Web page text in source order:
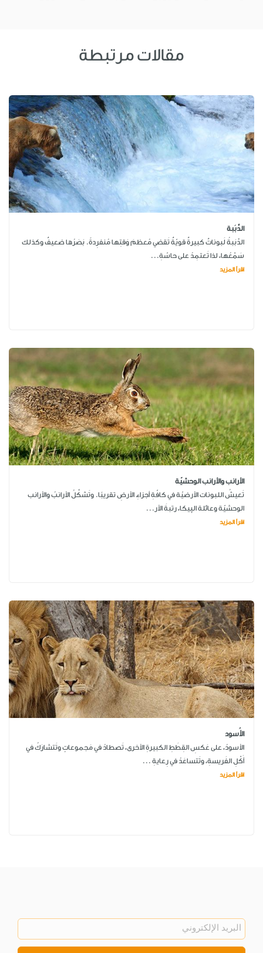
مقالات مرتبطة
الدِّبَبة
الدِّبَبةُ لَبوناتٌ كبيرةٌ قويّةٌ تَقضي مُعظمَ وَقتِها مُنفرِدةً. بَصَرُها ضعيفٌ وكذلك
سَمْعُها، لذا تَعتمِدُ على حاسّةِ...
اقرأ المزيد
الأرانب والأرانب الوحشيّة
تَعيشُ اللبونات الأرضيّة في كافّةِ أجزاءِ الأرضِ تقريبًا. وتَشكِّلُ الأرانبُ والأرانب
الوحشيّة وعائلة الپيكا، رتبةَ الأر...
اقرأ المزيد
الأُسود
الأسودُ، على عَكسِ القِطَطِ الكبيرةِ الأخرى، تَصطادُ في مَجموعاتٍ وتَتشارَكُ في
أَكْلِ الفَريسةِ، وتَتساعَدُ في رِعايةِ ...
اقرأ المزيد